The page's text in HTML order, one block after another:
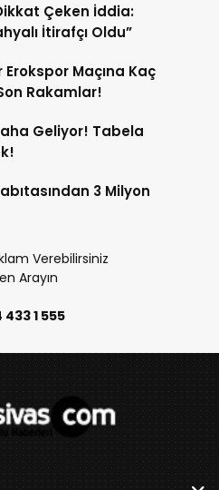
Çeken İddia:
İtirafçı Oldu”
Maçına Kaç
Rakamlar!
Geliyor! Tabela
3 Milyon
Verebilirsiniz
Arayın
1 555